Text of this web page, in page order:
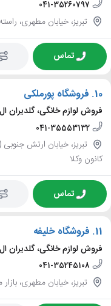
041-35260797
تبریز، خیابان مطهری،
تماس
10. فروشگاه پورملکی
فروش لوازم خانگی، گلدیران
041-35553132
تبریز، خیابان ارتش
کانون وکلا
تماس
11. فروشگاه خلیفه
فروش لوازم خانگی، گلدیران
041-35245108
تبریز، خیابان مطهری،